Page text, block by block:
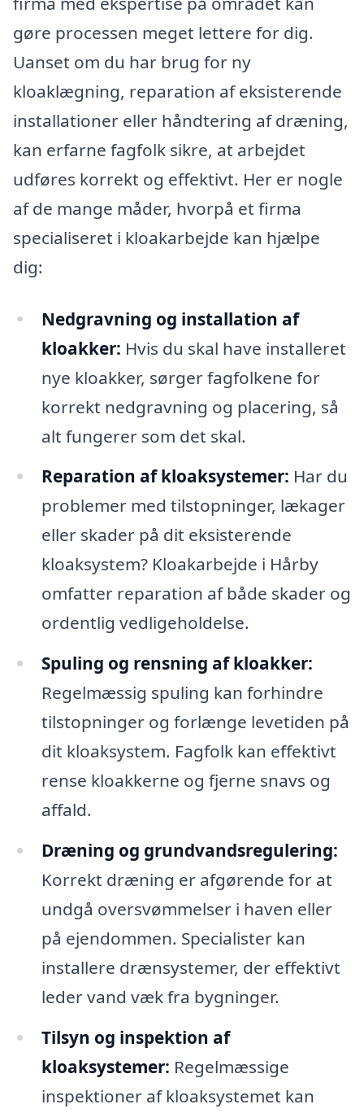
gøre processen meget lettere for dig.
Uanset om du har brug for ny
kloaklægning, reparation af eksisterende
installationer eller håndtering af dræning,
kan erfarne fagfolk sikre, at arbejdet
udføres korrekt og effektivt. Her er nogle
af de mange måder, hvorpå et firma
specialiseret i kloakarbejde kan hjælpe
dig:
Nedgravning og installation af
kloakker: Hvis du skal have installeret
nye kloakker, sørger fagfolkene for
korrekt nedgravning og placering, så
alt fungerer som det skal.
Reparation af kloaksystemer: Har du
problemer med tilstopninger, lækager
eller skader på dit eksisterende
kloaksystem? Kloakarbejde i Hårby
omfatter reparation af både skader og
ordentlig vedligeholdelse.
Spuling og rensning af kloakker:
Regelmæssig spuling kan forhindre
tilstopninger og forlænge levetiden på
dit kloaksystem. Fagfolk kan effektivt
rense kloakkerne og fjerne snavs og
affald.
Dræning og grundvandsregulering:
Korrekt dræning er afgørende for at
undgå oversvømmelser i haven eller
på ejendommen. Specialister kan
installere drænsystemer, der effektivt
leder vand væk fra bygninger.
Tilsyn og inspektion af
kloaksystemer: Regelmæssige
inspektioner af kloaksystemet kan